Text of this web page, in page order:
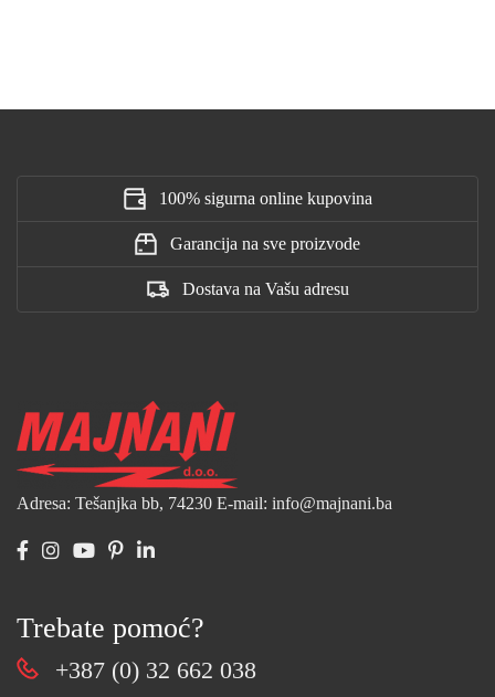
100% sigurna online kupovina
Garancija na sve proizvode
Dostava na Vašu adresu
Adresa: Tešanjka bb, 74230 E-mail: info@majnani.ba
Trebate pomoć?
+387 (0) 32 662 038